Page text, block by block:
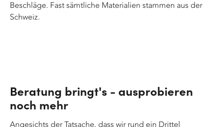
Beschläge. Fast sämtliche Materialien stammen aus der
Schweiz.
Beratung bringt's - ausprobieren
noch mehr
Angesichts der Tatsache, dass wir rund ein Drittel